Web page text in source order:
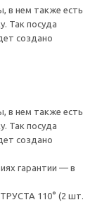
в нем также есть
Так посуда
создано
в нем также есть
Так посуда
создано
гарантии — в
110° (2 шт.